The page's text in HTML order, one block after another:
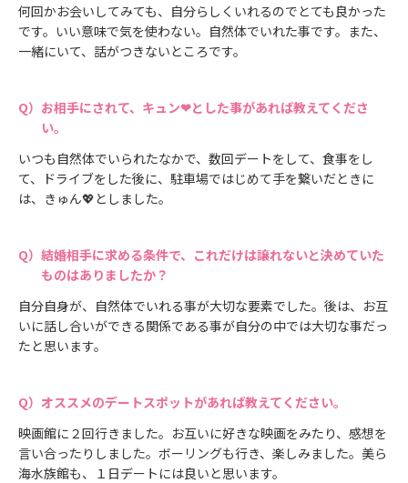
何回かお会いしてみても、自分らしくいれるのでとても良かった
です。いい意味で気を使わない。自然体でいれた事です。また、
一緒にいて、話がつきないところです。
お相手にされて、キュン❤とした事があれば教えてくださ
い。
いつも自然体でいられたなかで、数回デートをして、食事をし
て、ドライブをした後に、駐車場ではじめて手を繋いだときに
は、きゅん💖としました。
結婚相手に求める条件で、これだけは譲れないと決めていた
ものはありましたか？
自分自身が、自然体でいれる事が大切な要素でした。後は、お互
いに話し合いができる関係である事が自分の中では大切な事だっ
たと思います。
オススメのデートスポットがあれば教えてください。
映画館に２回行きました。お互いに好きな映画をみたり、感想を
言い合ったりしました。ボーリングも行き、楽しみました。美ら
海水族館も、１日デートには良いと思います。